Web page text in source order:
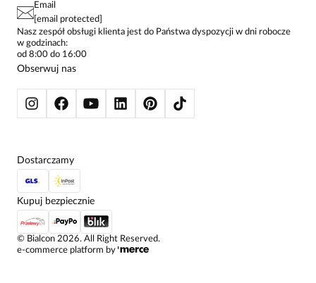
SPODNIE DAMSKIE
ŻAKIETY I MARYNARKI
SWETRY
BLUZY
Email
[email protected]
Nasz zespół obsługi klienta jest do Państwa dyspozycji w dni robocze
w godzinach:
od 8:00 do 16:00
Obserwuj nas
© Bialcon 2026. All Right Reserved.
e-commerce platform by
Dostarczamy
Kupuj bezpiecznie